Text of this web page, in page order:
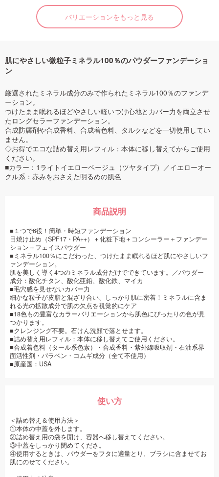
バリエーションをもっと見る
肌にやさしい微粒子ミネラル100％のパウダーファンデーショ
ン
厳選されたミネラル成分のみで作られたミネラル100％のファンデ
ーション。
つけたまま眠れるほどやさしい軽いつけ心地とカバー力を両立させ
たロングセラーファンデーション。
合成防腐剤や合成香料、合成着色料、タルクなどを一切使用してい
ません。
◇お得でエコな詰め替え用レフィル：本体に移し替えてからご使用
ください。
■カラー：1ライトイエローベージュ（ツヤタイプ）／イエローオー
クル系：赤みをおさえた明るめの肌色
商品説明
■１つで6役！簡単・時短ファンデーション
日焼け止め（SPF17・PA++）＋化粧下地＋コンシーラー＋ファンデー
ション＋フェイスパウダー
■ミネラル100％にこだわった、つけたまま眠れるほど肌にやさしいフ
ァンデーション。
肌を美しく導く4つのミネラル成分だけでできています。／パウダー
成分：酸化チタン、酸化亜鉛、酸化鉄、マイカ
■毛穴感を見せないカバー力
細かな粒子が皮脂と混ざり合い、しっかり肌に密着！ミネラルに含ま
れる光の拡散成分で肌の欠点を視覚的にケア
■18色もの豊富なカラーバリエーションから肌色にぴったりの色が見
つかります。
■クレンジング不要。石けん洗顔で落とせます。
■詰め替え用レフィル：本体に移し替えてご使用ください。
■合成着色料（タール系色素）・合成香料・紫外線吸収剤・石油系界
面活性剤・パラベン・コムギ成分（全て不使用）
■原産国：USA
使い方
＜詰め替え＆使用方法＞
①本体の中蓋を外します。
②詰め替え用の袋を開け、容器へ移し替えてください。
③中蓋をしっかり閉めてくださ。
④使用するときは、パウダーをフタに適量とり、ブラシに含ませてお
肌にのせてください。